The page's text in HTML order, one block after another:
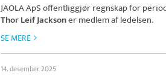
JAOLA ApSoffentliggjør regnskap for
Thor Leif Jacksoner medlem af ledelsen.
SE MERE
14. desember 2025